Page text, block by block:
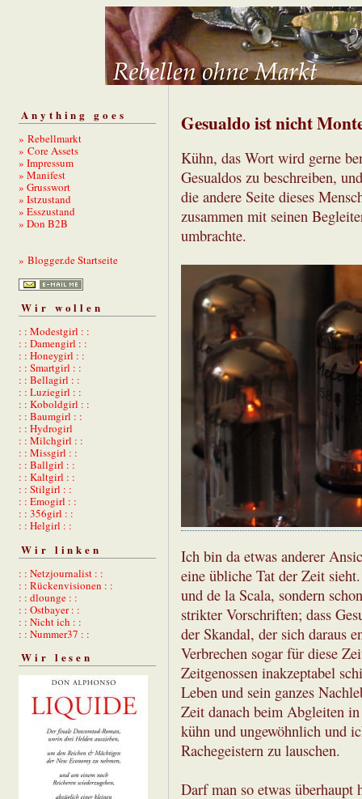
Anything goes
» Rebellmarkt
» Core Assets
» Impressum
» Manifest
» Grusswort
» Istzustand
» Esszustand
» Don B2B
» Blogger.de Startseite
Wir wollen
: : Modestgirl : :
: : Damengirl : :
: : Honeygirl : :
: : Smartgirl : :
: : Bellagirl : :
: : Luziegirl : :
: : Koboldgirl : :
: : Baumgirl : :
: : Hydrogirl
: : Milchgirl : :
: : Missgirl : :
: : Ballgirl : :
: : Kaltgirl : :
: : Stilgirl : :
: : Emogirl : :
: : 356girl : :
: : Helgirl : :
Wir linken
: : Netzjournalist : :
: : Rückenvisionen : :
: : dlounge : :
: : Ostbayer : :
: : Nicht ich : :
: : Nummer37 : :
Wir lesen
Gesualdo ist nicht
Kühn, das Wort wird gerne
Gesualdos zu beschreiben,
die andere Seite dieses
zusammen mit seinen
umbrachte.
Ich bin da etwas anderer
eine übliche Tat der Zeit
und de la Scala, sondern
strikter Vorschriften; dass
der Skandal, der sich daraus
Verbrechen sogar für diese
Zeitgenossen inakzeptabel
Leben und sein ganzes
Zeit danach beim Abgleiten
kühn und ungewöhnlich und
Rachegeistern zu lauschen.
Darf man so etwas überhaupt